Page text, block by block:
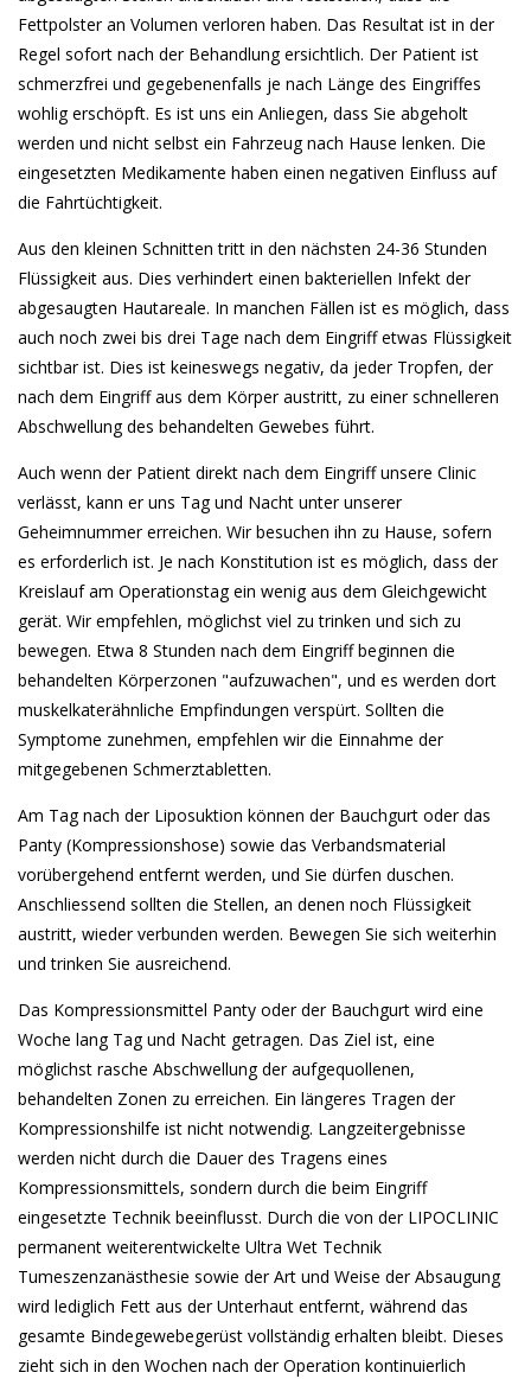
Fettpolster an Volumen verloren haben. Das Resultat ist in der
Regel sofort nach der Behandlung ersichtlich. Der Patient ist
schmerzfrei und gegebenenfalls je nach Länge des Eingriffes
wohlig erschöpft. Es ist uns ein Anliegen, dass Sie abgeholt
werden und nicht selbst ein Fahrzeug nach Hause lenken. Die
eingesetzten Medikamente haben einen negativen Einfluss auf
die Fahrtüchtigkeit.
Aus den kleinen Schnitten tritt in den nächsten 24-36 Stunden
Flüssigkeit aus. Dies verhindert einen bakteriellen Infekt der
abgesaugten Hautareale. In manchen Fällen ist es möglich, dass
auch noch zwei bis drei Tage nach dem Eingriff etwas Flüssigkeit
sichtbar ist. Dies ist keineswegs negativ, da jeder Tropfen, der
nach dem Eingriff aus dem Körper austritt, zu einer schnelleren
Abschwellung des behandelten Gewebes führt.
Auch wenn der Patient direkt nach dem Eingriff unsere Clinic
verlässt, kann er uns Tag und Nacht unter unserer
Geheimnummer erreichen. Wir besuchen ihn zu Hause, sofern
es erforderlich ist. Je nach Konstitution ist es möglich, dass der
Kreislauf am Operationstag ein wenig aus dem Gleichgewicht
gerät. Wir empfehlen, möglichst viel zu trinken und sich zu
bewegen. Etwa 8 Stunden nach dem Eingriff beginnen die
behandelten Körperzonen "aufzuwachen", und es werden dort
muskelkaterähnliche Empfindungen verspürt. Sollten die
Symptome zunehmen, empfehlen wir die Einnahme der
mitgegebenen Schmerztabletten.
Am Tag nach der Liposuktion können der Bauchgurt oder das
Panty (Kompressionshose) sowie das Verbandsmaterial
vorübergehend entfernt werden, und Sie dürfen duschen.
Anschliessend sollten die Stellen, an denen noch Flüssigkeit
austritt, wieder verbunden werden. Bewegen Sie sich weiterhin
und trinken Sie ausreichend.
Das Kompressionsmittel Panty oder der Bauchgurt wird eine
Woche lang Tag und Nacht getragen. Das Ziel ist, eine
möglichst rasche Abschwellung der aufgequollenen,
behandelten Zonen zu erreichen. Ein längeres Tragen der
Kompressionshilfe ist nicht notwendig. Langzeitergebnisse
werden nicht durch die Dauer des Tragens eines
Kompressionsmittels, sondern durch die beim Eingriff
eingesetzte Technik beeinflusst. Durch die von der LIPOCLINIC
permanent weiterentwickelte Ultra Wet Technik
Tumeszenzanästhesie sowie der Art und Weise der Absaugung
wird lediglich Fett aus der Unterhaut entfernt, während das
gesamte Bindegewebegerüst vollständig erhalten bleibt. Dieses
zieht sich in den Wochen nach der Operation kontinuierlich